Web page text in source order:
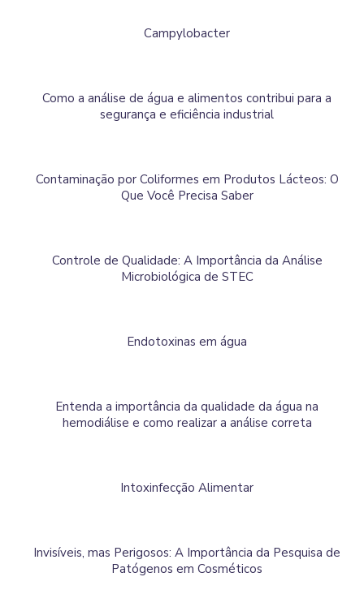
Campylobacter
Como a análise de água e alimentos contribui para a
segurança e eficiência industrial
Contaminação por Coliformes em Produtos Lácteos: O
Que Você Precisa Saber
Controle de Qualidade: A Importância da Análise
Microbiológica de STEC
Endotoxinas em água
Entenda a importância da qualidade da água na
hemodiálise e como realizar a análise correta
Intoxinfecção Alimentar
Invisíveis, mas Perigosos: A Importância da Pesquisa de
Patógenos em Cosméticos